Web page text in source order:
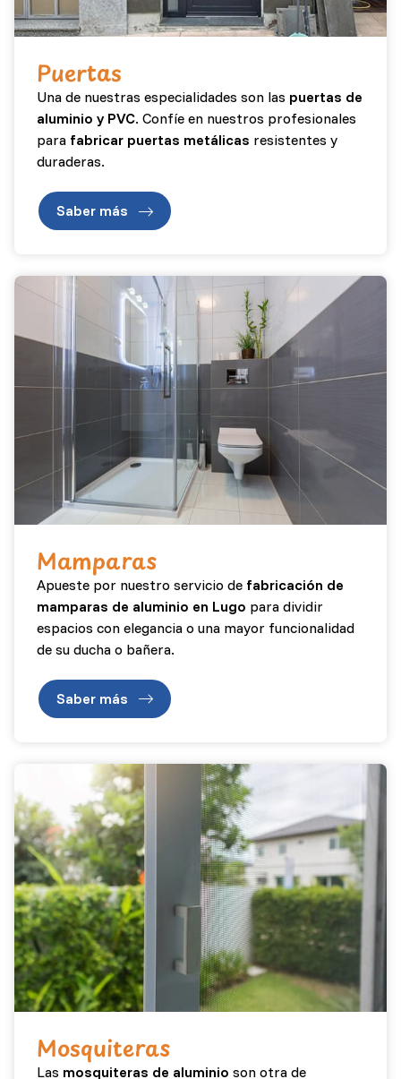
Puertas
Una de nuestras especialidades son las puertas de
aluminio y PVC. Confíe en nuestros profesionales
para fabricar puertas metálicas resistentes y
duraderas.
Saber más
Mamparas
Apueste por nuestro servicio de fabricación de
mamparas de aluminio en Lugo para dividir
espacios con elegancia o una mayor funcionalidad
de su ducha o bañera.
Saber más
Mosquiteras
Las mosquiteras de aluminio son otra de